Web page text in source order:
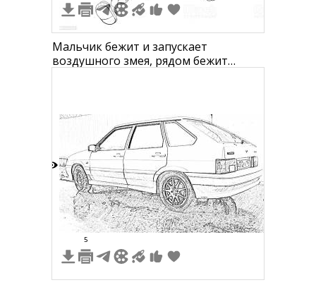
Мальчик бежит и запускает
воздушного змея, рядом бежит
5